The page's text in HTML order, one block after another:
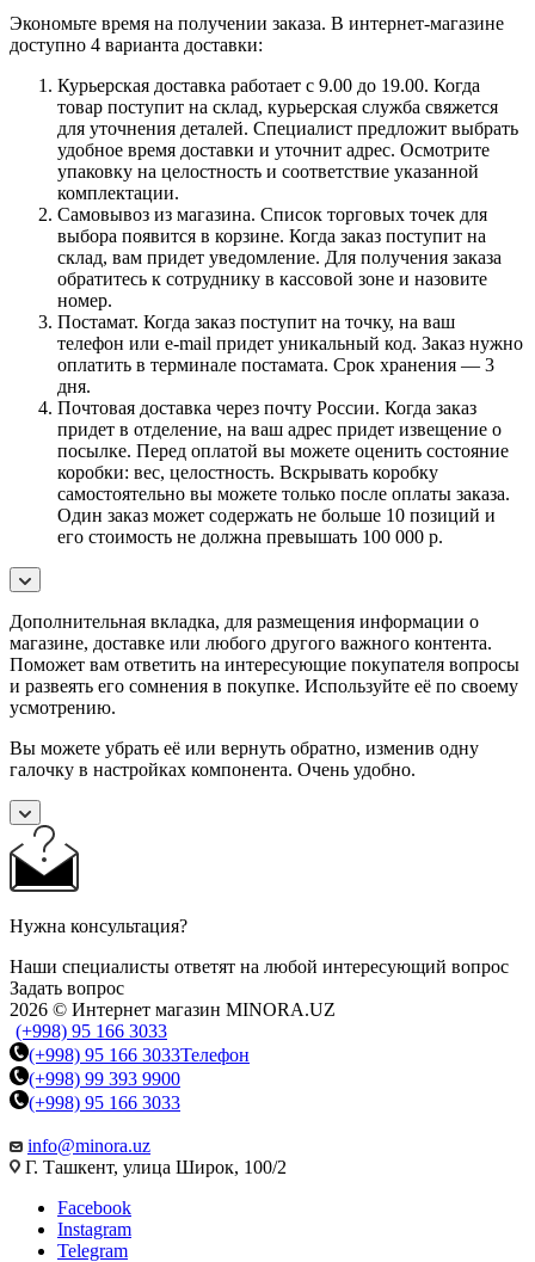
Экономьте время на получении заказа. В интернет-магазине
доступно 4 варианта доставки:
Курьерская доставка работает с 9.00 до 19.00. Когда
товар поступит на склад, курьерская служба свяжется
для уточнения деталей. Специалист предложит выбрать
удобное время доставки и уточнит адрес. Осмотрите
упаковку на целостность и соответствие указанной
комплектации.
Самовывоз из магазина. Список торговых точек для
выбора появится в корзине. Когда заказ поступит на
склад, вам придет уведомление. Для получения заказа
обратитесь к сотруднику в кассовой зоне и назовите
номер.
Постамат. Когда заказ поступит на точку, на ваш
телефон или e-mail придет уникальный код. Заказ нужно
оплатить в терминале постамата. Срок хранения — 3
дня.
Почтовая доставка через почту России. Когда заказ
придет в отделение, на ваш адрес придет извещение о
посылке. Перед оплатой вы можете оценить состояние
коробки: вес, целостность. Вскрывать коробку
самостоятельно вы можете только после оплаты заказа.
Один заказ может содержать не больше 10 позиций и
его стоимость не должна превышать 100 000 р.
Дополнительная вкладка, для размещения информации о
магазине, доставке или любого другого важного контента.
Поможет вам ответить на интересующие покупателя вопросы
и развеять его сомнения в покупке. Используйте её по своему
усмотрению.
Вы можете убрать её или вернуть обратно, изменив одну
галочку в настройках компонента. Очень удобно.
Нужна консультация?
Наши специалисты ответят на любой интересующий вопрос
Задать вопрос
2026 © Интернет магазин MINORA.UZ
(+998) 95 166 3033
(+998) 95 166 3033Телефон
(+998) 99 393 9900
(+998) 95 166 3033
info@minora.uz
Г. Ташкент, улица Широк, 100/2
Facebook
Instagram
Telegram